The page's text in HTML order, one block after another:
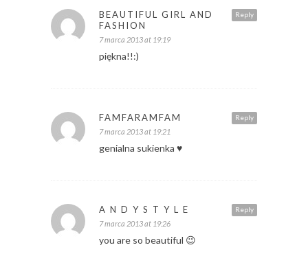
Reply
BEAUTIFUL GIRL AND
FASHION
7 marca 2013 at 19:19
piękna!!:)
Reply
FAMFARAMFAM
7 marca 2013 at 19:21
genialna sukienka ♥
Reply
A N D Y S T Y L E
7 marca 2013 at 19:26
you are so beautiful 😉